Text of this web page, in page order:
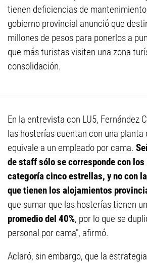
tienen deficiencias de
gobierno provincial anunció que
millones de pesos para ponerlos a
que más turistas visiten una zona
consolidación.
En la entrevista con LU5, Fernández
las hosterías cuentan con una planta
equivale a un empleado por cama.
de staff sólo se corresponde con
categoría cinco estrellas, y no con
que tienen los alojamientos
que sumar que las hosterías tienen
promedio del 40%, por lo que se
personal por cama", afirmó.
Aclaró, sin embargo, que la